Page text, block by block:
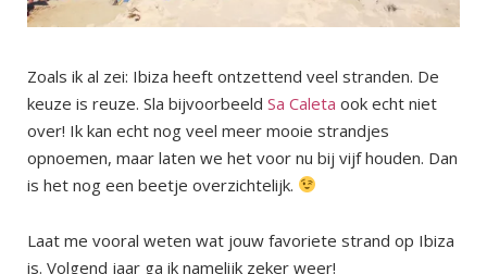
Zoals ik al zei: Ibiza heeft ontzettend veel stranden. De
keuze is reuze. Sla bijvoorbeeld Sa Caleta ook echt niet
over! Ik kan echt nog veel meer mooie strandjes
opnoemen, maar laten we het voor nu bij vijf houden. Dan
is het nog een beetje overzichtelijk.
Laat me vooral weten wat jouw favoriete strand op Ibiza
is. Volgend jaar ga ik namelijk zeker weer!